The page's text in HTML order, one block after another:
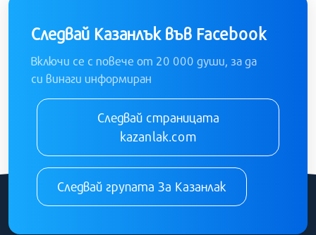
Следвай Казанлък във Facebook
Включи се с повече от 20 000 души, за да
си винаги информиран
Следвай страницата
kazanlak.com
Следвай групата За Казанлак